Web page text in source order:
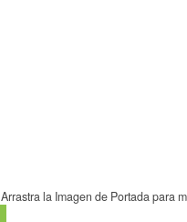
Arrastra la Imagen de Portada para